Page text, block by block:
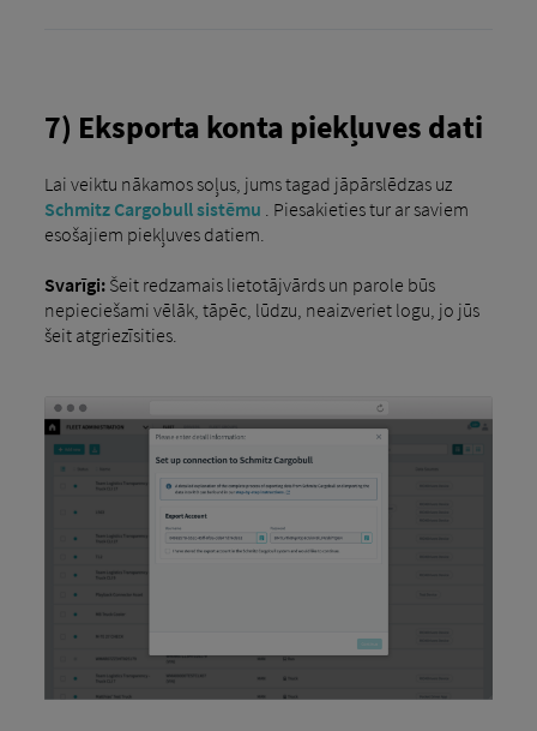
7) Eksporta konta piekļuves dati
Lai veiktu nākamos soļus, jums tagad jāpārslēdzas uz
Schmitz Cargobull sistēmu . Piesakieties tur ar saviem
esošajiem piekļuves datiem.
Svarīgi:Šeit redzamais lietotājvārds un parole būs
nepieciešami vēlāk, tāpēc, lūdzu, neaizveriet logu, jo jūs
šeit atgriezīsities.